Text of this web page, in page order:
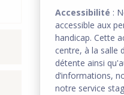
Accessibilité :
accessible aux
handicap. Cette
centre, à la salle
détente ainsi
d’informations,
notre service